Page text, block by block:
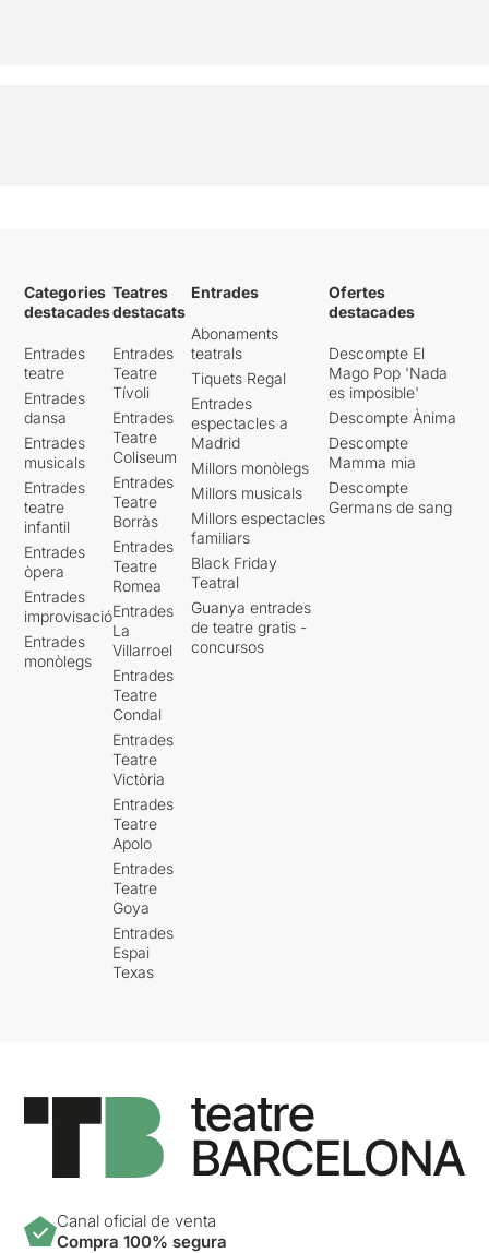
Categories
destacades
Entrades
teatre
Entrades
dansa
Entrades
musicals
Entrades
teatre
infantil
Entrades
òpera
Entrades
improvisació
Entrades
monòlegs
Teatres
destacats
Entrades
Teatre
Tívoli
Entrades
Teatre
Coliseum
Entrades
Teatre
Borràs
Entrades
Teatre
Romea
Entrades
La
Villarroel
Entrades
Teatre
Condal
Entrades
Teatre
Victòria
Entrades
Teatre
Apolo
Entrades
Teatre
Goya
Entrades
Espai
Texas
Entrades
Abonaments
teatrals
Tiquets Regal
Entrades
espectacles a
Madrid
Millors monòlegs
Millors musicals
Millors espectacles
familiars
Black Friday
Teatral
Guanya entrades
de teatre gratis -
concursos
Ofertes
destacades
Descompte El
Mago Pop 'Nada
es imposible'
Descompte Ànima
Descompte
Mamma mia
Descompte
Germans de sang
Canal oficial de venta
Compra 100% segura